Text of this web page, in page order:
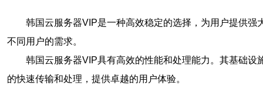
韩国云服务器VIP是一种高效稳定的选择，为用户提供
不同用户的需求。
韩国云服务器VIP具有高效的性能和处理能力。其基础
的快速传输和处理，提供卓越的用户体验。